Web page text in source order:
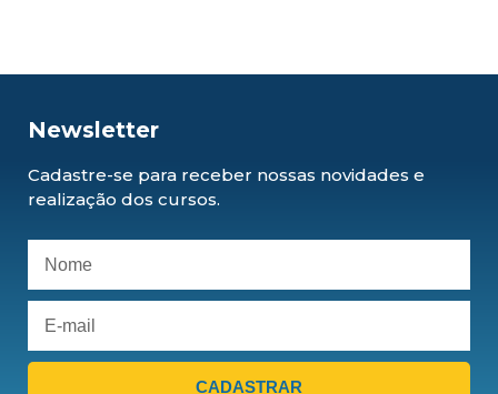
Newsletter
Cadastre-se para receber nossas novidades e
realização dos cursos.
CADASTRAR